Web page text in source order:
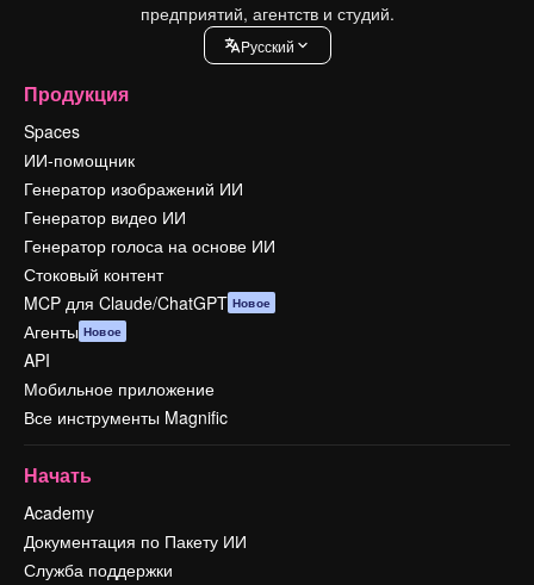
предприятий, агентств и студий.
Pусский
Продукция
Spaces
ИИ-помощник
Генератор изображений ИИ
Генератор видео ИИ
Генератор голоса на основе ИИ
Стоковый контент
MCP для Claude/ChatGPT Новое
Агенты Новое
API
Мобильное приложение
Все инструменты Magnific
Начать
Academy
Документация по Пакету ИИ
Служба поддержки